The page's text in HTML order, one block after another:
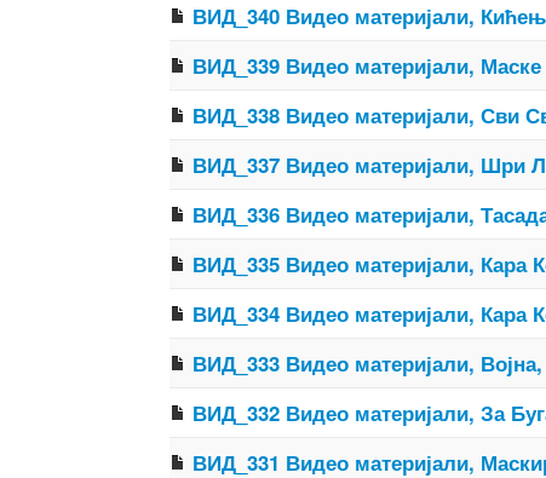
ВИД_340 Видео материјали,
ВИД_339 Видео материјали,
ВИД_338 Видео материјали, Сви
ВИД_337 Видео материјали, Шри
ВИД_336 Видео материјали,
ВИД_335 Видео материјали, Кара
ВИД_334 Видео материјали, Кара
ВИД_333 Видео материјали,
ВИД_332 Видео материјали, За
ВИД_331 Видео материјали,